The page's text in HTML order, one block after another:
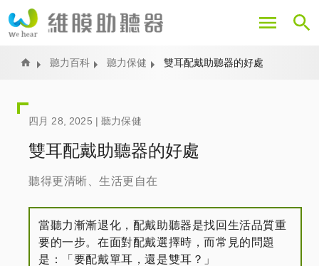
至
內
Home 聽力百科 聽力保健 雙耳配戴助聽器的好處
四月 28, 2025 |聽力保健
雙耳配戴助聽器的好處
聽得更清晰、生活更自在
當聽力漸漸退化，配戴助聽器是找回生活品質重
要的一步。在面對配戴選擇時，而常見的問題
是：「要配戴單耳，還是雙耳？」